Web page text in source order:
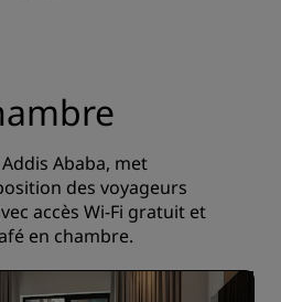
Ababa, met
des voyageurs
accès Wi-Fi gratuit et
en chambre.